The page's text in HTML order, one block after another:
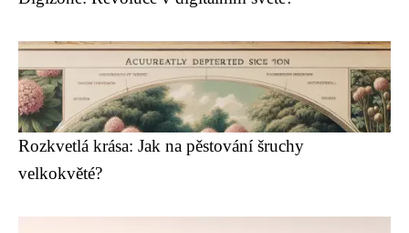
Rozkvetlá krása: Jak na pěstování šruchy
velkokvěté?